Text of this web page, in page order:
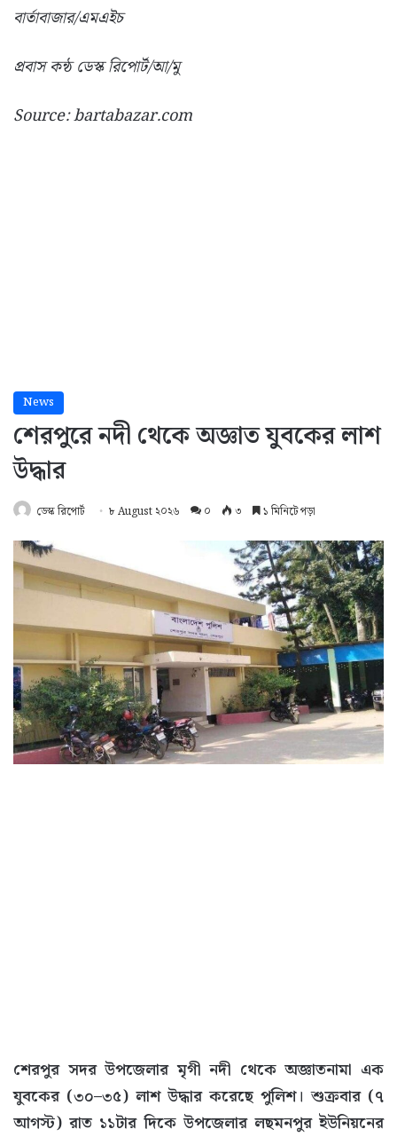
বার্তাবাজার/এমএইচ
প্রবাস কন্ঠ ডেস্ক রিপোর্ট/আ/মু
Source: bartabazar.com